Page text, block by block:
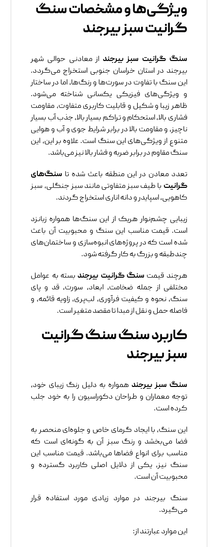
ویژگی‌ها و مشخصات سنگ
گرانیت سبز بیرجند
سنگ گرانیت سبز بیرجند از معادنی حوالی شهر
بیرجند در استان خراسان جنوبی استخراج می‌گردد.
این سنگ با تفاوت در سورت‌ها و رنگ‌ها، اما در ساختار
و ویژگی‌های فیزیکی یکسانی شناخته می‌شود.
ظاهر زیبا و شکیل و قابلیت کاربری متفاوت، مقاومت
فشاری بالا، استحکام و تراکم بسیار بالا، جذب آب بسیار
ناچیز، و مقاومت بالا در برابر شرایط جوی و آب و هوایی
متنوع از ویژگی‌های این سنگ است. علاوه بر این، این
سنگ مقاوم در برابر ضربه و فشار بالا نیز می‌باشد.
تعدد معادن در این منطقه باعث شده تا سنگ‌های
گرانیت با طیف سبز متفاوتی مانند سبز جنگلی، سبز
کاهویی، اسپایدر و دانه اناری استخراج گردند.
زیبایی چشم‌نوار هریک از این سنگ‌ها همواره زبانزد
است. قیمت مناسب این سنگ و محبوبیت آن باعث
شده است که در پروژه‌های انبوه‌سازی و ساختمان‌های
چندطبقه و بزرگ به کار گرفته شود.
هرچند قیمت سنگ گرانیت بیرجند بسته به عوامل
مختلفی از جمله ضخامت، ابعاد، سورت، قد و پای
سنگ، نحوه و کیفیت فرآوری، لب‌پری، زاویه قائمه، و
فاصله حمل و نقل از مبدا تا مقصد متغیر است.
کاربرد سنگ سنگ گرانیت
سبز بیرجند
سنگ سبز بیرجند همواره به دلیل رنگ زیبای خود،
توجه معماران و طراحان دکوراسیون را به خود جلب
کرده است.
این سنگ، با ایجاد گرمای خاص و جلوه‌ای منحصر به
فضا می‌بخشد و رنگ سبز آن به گونه‌ای است که
مناسب برای انواع فضاها می‌باشد. قیمت مناسب این
سنگ نیز، یکی از دلایل اصلی کاربرد گسترده و
محبوبیت آن است.
سنگ بیرجند در موارد زیادی مورد استفاده قرار
می‌گیرد.
این موارد عبارتند از: